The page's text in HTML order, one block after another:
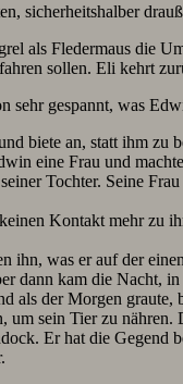
sicherheitshalber
als Fledermaus die
sollen. Eli kehrt
sehr gespannt, was
biete an, statt ihm zu
eine Frau und
Tochter. Seine
Kontakt mehr zu
ihn, was er auf der
dann kam die Nacht,
als der Morgen graute,
um sein Tier zu nähren.
Er hat die Gegend